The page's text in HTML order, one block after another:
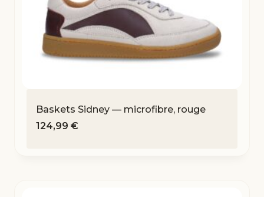
Baskets Sidney — microfibre, rouge
124,99 €